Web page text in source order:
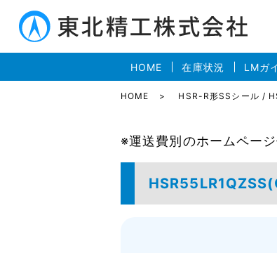
HOME 在庫状況 LMガ
HOME HSR-R形SSシール /
※運送費別のホームページ